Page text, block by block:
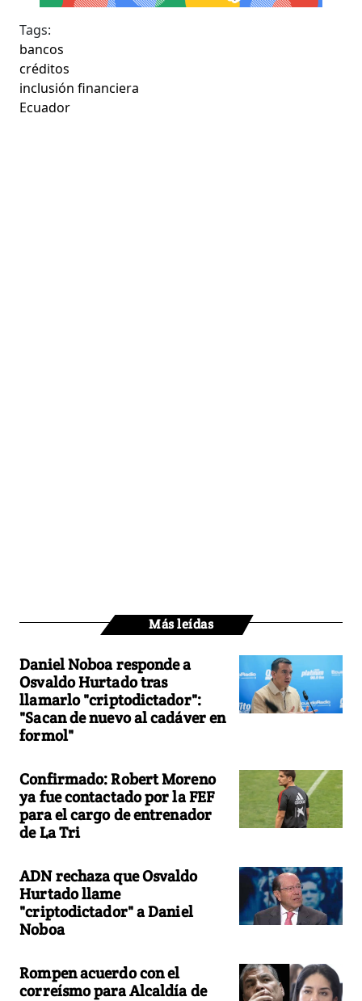
Tags:
bancos
créditos
inclusión financiera
Ecuador
Más leídas
Daniel Noboa responde a
Osvaldo Hurtado tras
llamarlo "criptodictador":
"Sacan de nuevo al cadáver en
formol"
Confirmado: Robert Moreno
ya fue contactado por la FEF
para el cargo de entrenador
de La Tri
ADN rechaza que Osvaldo
Hurtado llame
"criptodictador" a Daniel
Noboa
Rompen acuerdo con el
correísmo para Alcaldía de